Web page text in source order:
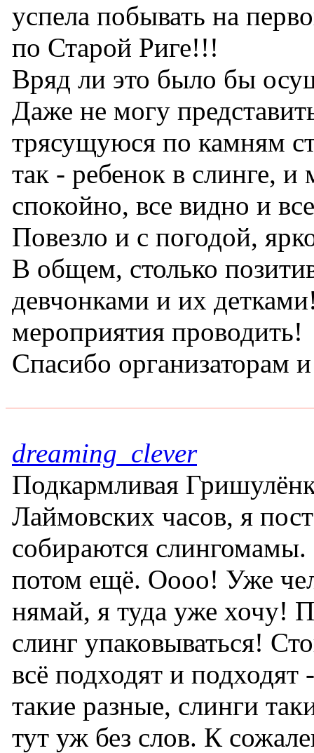
успела побывать на
по Старой Риге!!!
Вряд ли это было бы
Даже не могу
трясущуюся по камням
так - ребенок в слинге,
спокойно, все видно и
Повезло и с погодой,
В общем, столько
девчонками и их
мероприятия проводить!
Спасибо организаторам
dreaming_clever
Подкармливая
Лаймовских часов, я
собираются
потом ещё. Оооо! Уже
нямай, я туда уже хочу!
слинг упаковываться!
всё подходят и подходят
такие разные, слинги
тут уж без слов. К